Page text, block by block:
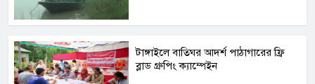
টাঙ্গাইলে বাতিঘর আদর্শ পাঠাগারের ফ্রি
ব্লাড গ্রুপিং ক্যাম্পেইন